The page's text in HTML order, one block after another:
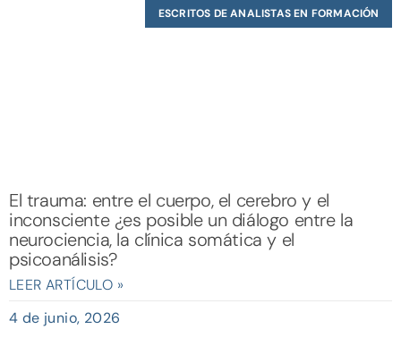
ESCRITOS DE ANALISTAS EN FORMACIÓN
El trauma: entre el cuerpo, el cerebro y el
inconsciente ¿es posible un diálogo entre la
neurociencia, la clínica somática y el
psicoanálisis?
LEER ARTÍCULO »
4 de junio, 2026